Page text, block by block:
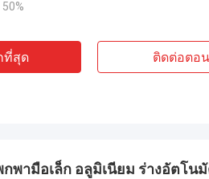
50%
ที่สุด ติดต่อตอ
กพามือเล็ก อลูมิเนียม ร่างอัตโ